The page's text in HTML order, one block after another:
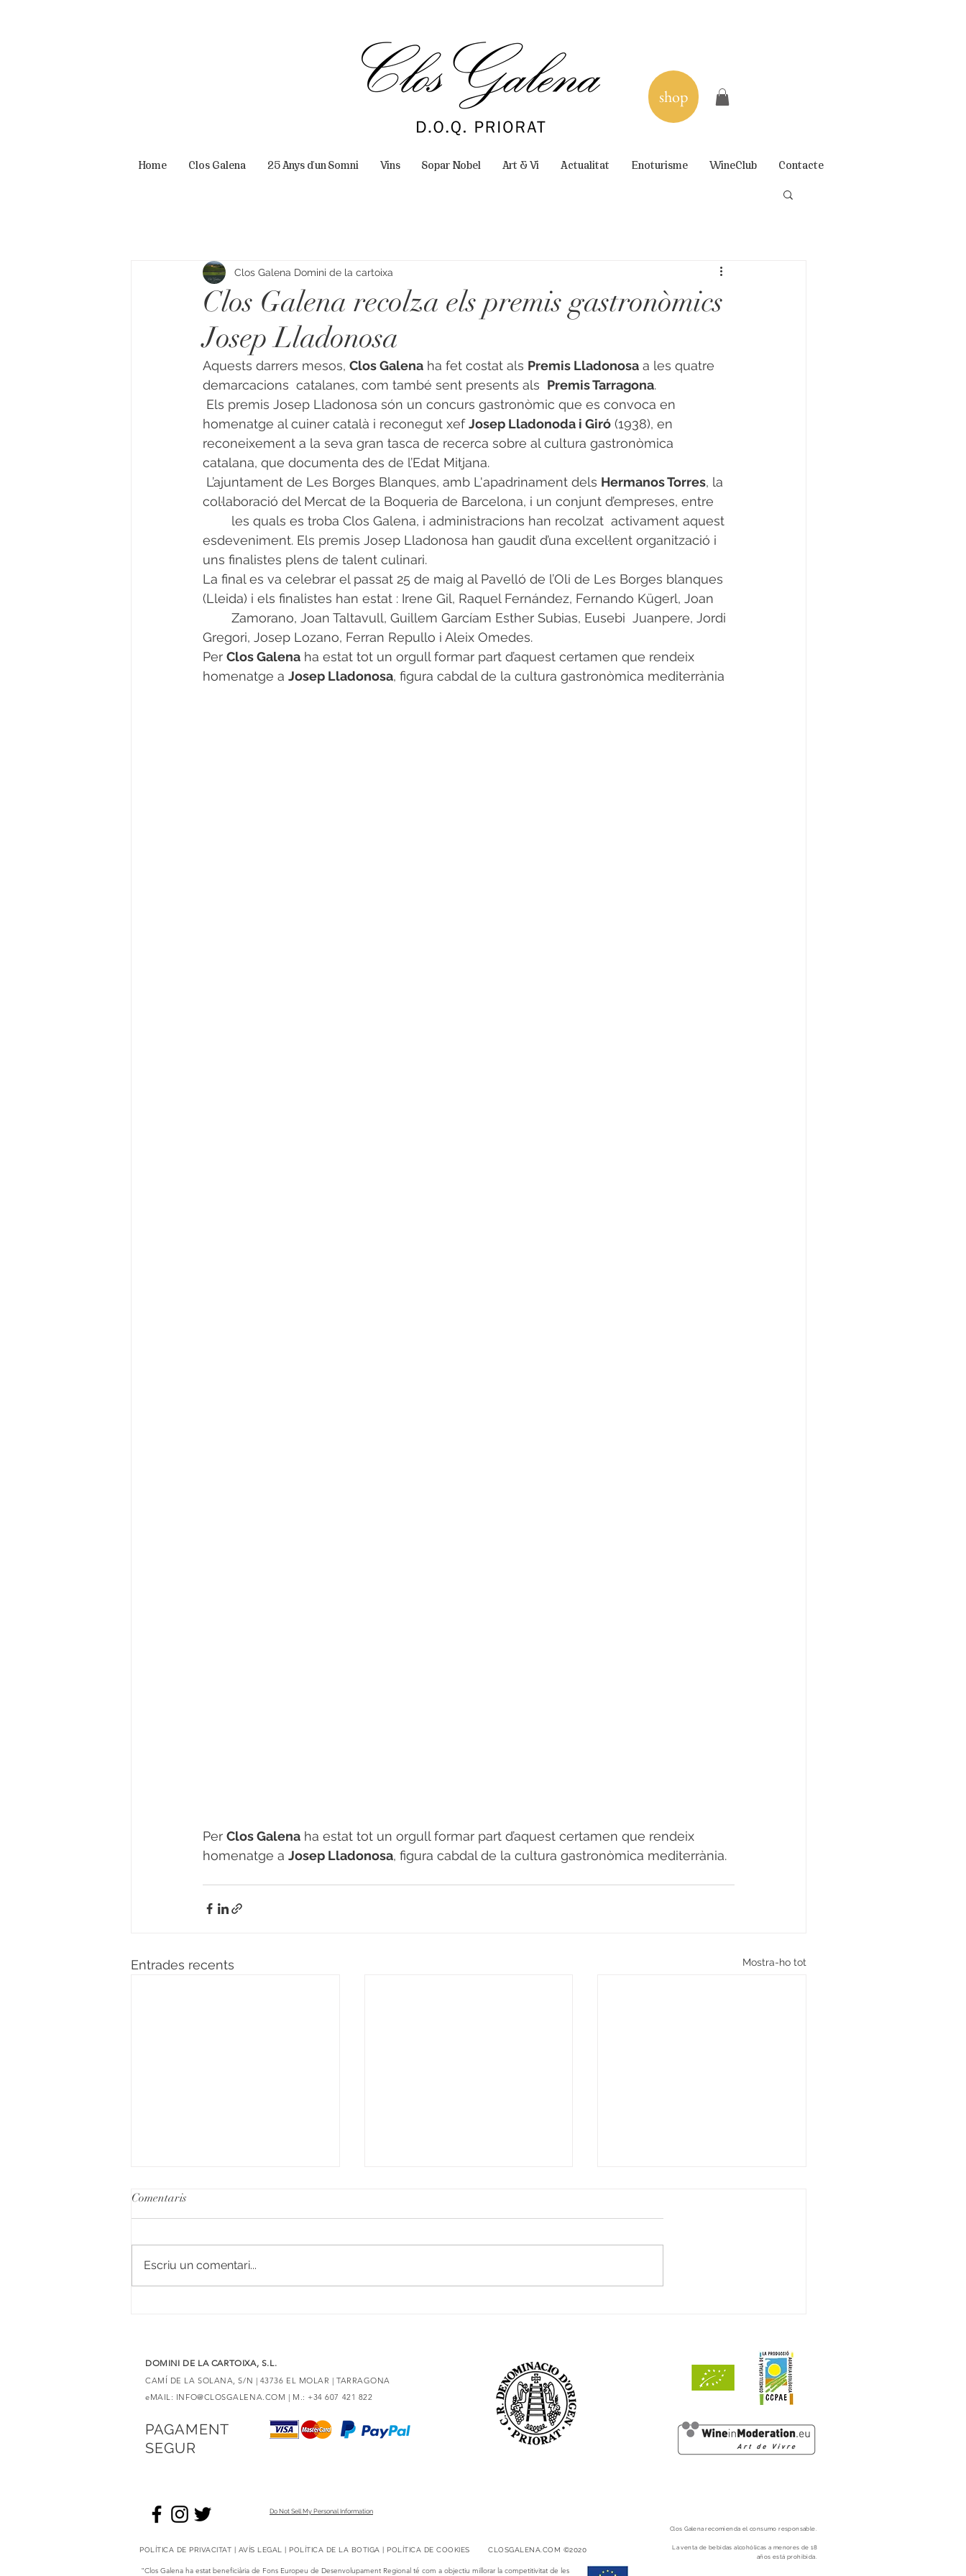
shop
Home Clos Galena 25 Anys d'un Somni Vins Sopar Nobel Art & Vi Actualitat Enoturisme WineClub Contacte
Clos Galena recolza els premis gastronòmics
Josep Lladonosa
Clos Galena Domini de la cartoixa
Aquests darrers mesos, Clos Galena ha fet costat als Premis Lladonosa a les quatre
demarcacions  catalanes, com també sent presents als Premis Tarragona.
homenatge al cuiner català i reconegut xef Josep Lladonoda i Giró (1938), en
reconeixement a la seva gran tasca de recerca sobre al cultura gastronòmica
catalana, que documenta des de l’Edat Mitjana.
L’ajuntament de Les Borges Blanques, amb L'apadrinament dels Hermanos Torres, la
col·laboració del Mercat de la Boqueria de Barcelona, i un conjunt d’empreses, entre
        les quals es troba Clos Galena, i administracions han recolzat  activament aquest
esdeveniment. Els premis Josep Lladonosa han gaudit d’una excel·lent organització i
uns finalistes plens de talent culinari.
La final es va celebrar el passat 25 de maig al Pavelló de l’Oli de Les Borges blanques
(Lleida) i els finalistes han estat : Irene Gil, Raquel Fernández, Fernando Kügerl, Joan
        Zamorano, Joan Taltavull, Guillem Garcíam Esther Subias, Eusebi  Juanpere, Jordi
Gregori, Josep Lozano, Ferran Repullo i Aleix Omedes.
Per Clos Galena ha estat tot un orgull formar part d’aquest certamen que rendeix
homenatge a Josep Lladonosa, figura cabdal de la cultura gastronòmica mediterrània
Per Clos Galena ha estat tot un orgull formar part d’aquest certamen que rendeix
homenatge a Josep Lladonosa, figura cabdal de la cultura gastronòmica mediterrània.
Entrades recents Mostra-ho tot
Comentaris
Escriu un comentari...
DOMINI DE LA CARTOIXA, S.L.
CAMÍ DE LA SOLANA, S/N | 43736 EL MOLAR | TARRAGONA
eMAIL: INFO@CLOSGALENA.COM | M.: +34 607 421 822
PAGAMENT
SEGUR
Do Not Sell My Personal Information
POLÍTICA DE PRIVACITAT | AVÍS LEGAL | POLÍTICA DE LA BOTIGA | POLÍTICA DE COOKIES CLOSGALENA.COM ©2020​​
"Clos Galena ha estat beneficiària de Fons Europeu de Desenvolupament Regional té com a objectiu millorar la competitivitat de les
Clos Galena recomienda el consumo responsable.
La venta de bebidas alcohólicas a menores de 18
años está prohibida.